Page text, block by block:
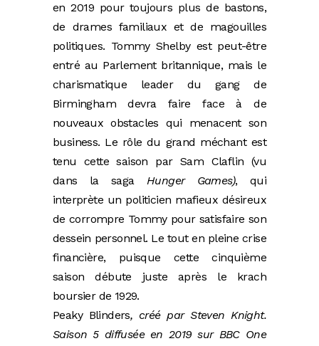
en 2019 pour toujours plus de bastons,
de drames familiaux et de magouilles
politiques. Tommy Shelby est peut-être
entré au Parlement britannique, mais le
charismatique leader du gang de
Birmingham devra faire face à de
nouveaux obstacles qui menacent son
business. Le rôle du grand méchant est
tenu cette saison par Sam Claflin (vu
dans la saga Hunger Games), qui
interprète un politicien mafieux désireux
de corrompre Tommy pour satisfaire son
dessein personnel. Le tout en pleine crise
financière, puisque cette cinquième
saison débute juste après le krach
boursier de 1929.
Peaky Blinders, créé par Steven Knight.
Saison 5 diffusée en 2019 sur BBC One